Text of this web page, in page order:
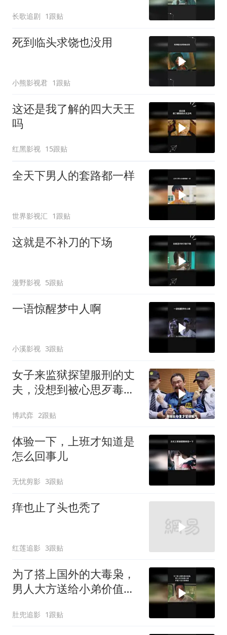
长歌追剧 1跟贴
死到临头求饶也没用
小熊影视君 1跟贴
这还是我了解的四大天王
吗
红黑影视 15跟贴
全天下男人的套路都一样
世界影视汇 1跟贴
这就是不补刀的下场
漫野影视 5跟贴
一语惊醒梦中人啊
小溪影视 3跟贴
女子来监狱探望服刑的丈
夫，没想到被心思歹毒的
博武弈 2跟贴
体验一下，上班才知道是
怎么回事儿
无忧剪影 3跟贴
痒也止了头也秃了
红莲追影 3跟贴
为了搭上国外的大毒枭，
男人大方送给小弟价值六
肚兜追影 1跟贴